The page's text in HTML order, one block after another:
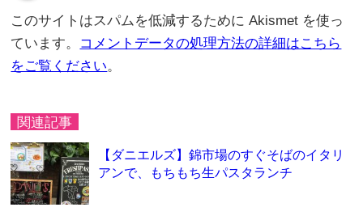
このサイトはスパムを低減するために Akismet を使っ
ています。 コメントデータの処理方法の詳細はこちら
をご覧ください。
関連記事
【ダニエルズ】錦市場のすぐそばのイタリ
アンで、もちもち生パスタランチ